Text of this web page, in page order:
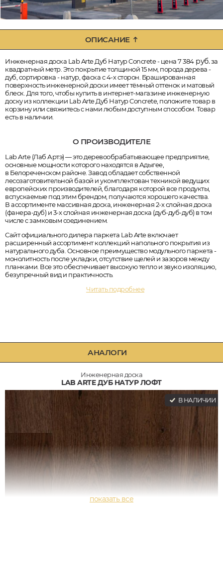
ОПИСАНИЕ
Инженерная доска Lab Arte Дуб Натур Concrete - цена 7 384руб.за
квадратный метр. Это покрытие толщиной 15 мм, порода дерева -
дуб, сортировка - натур, фаска с 4-х сторон. Брашированная
поверхность инженерной доски имеет тёмный оттенок и матовый
блеск. Для того, чтобы купить в интернет-магазине инженерную
доску из коллекции Lab Arte Дуб Натур Concrete, положите товар в
корзину или свяжитесь с нами любым доступным способом. Товар
есть в наличии.
О ПРОИЗВОДИТЕЛЕ
Lab Arte (Лаб Артэ) — это деревообрабатывающее предприятие,
основные мощности которого находятся в Адыгее,
в Белореченском районе. Завод обладает собственной
лесозаготовительной базой и укомплектован техникой ведущих
европейских производителей, благодаря которой все продукты,
вспускаемые под этим брендом, получаются хорошего качества.
В ассортименте массивная доска, инженерная 2-х слойная доска
(фанера-дуб) и 3-х слойная инженерная доска (дуб-дуб-дуб) в том
числе с замковым соединением.
Сайт официального дилера паркета Lab Arte включает
расширенный ассортимент коллекций напольного покрытия из
натурального дуба. Основное преимущество модульного паркета -
монолитность после укладки, отсутствие щелей и зазоров между
планками. Все это обеспечивает высокую тепло и звуко изоляцию,
безупречный вид и практичность.
Читать подробнее
АНАЛОГИ
Инженерная доска
LAB ARTE ДУБ НАТУР ЛОФТ
В НАЛИЧИИ